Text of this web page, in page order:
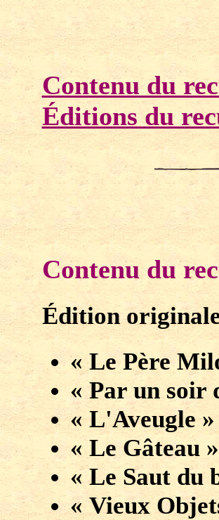
Contenu du
Éditions du
Contenu du
Édition
« Le Père
« Par un soir
« L'Aveugle »
« Le Gâteau »
« Le Saut du
« Vieux